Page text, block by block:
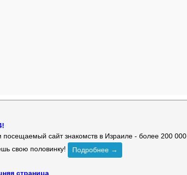
сайт знакомств в Израиле - более 200 000
свою половинку!
Подробнее →
страница